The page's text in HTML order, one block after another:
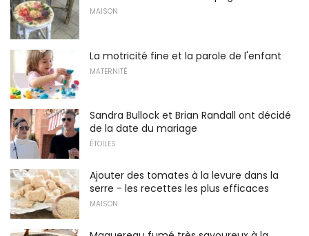
MAISON
La motricité fine et la parole de l'enfant
MATERNITÉ
Sandra Bullock et Brian Randall ont décidé
de la date du mariage
ÉTOILES
Ajouter des tomates à la levure dans la
serre - les recettes les plus efficaces
MAISON